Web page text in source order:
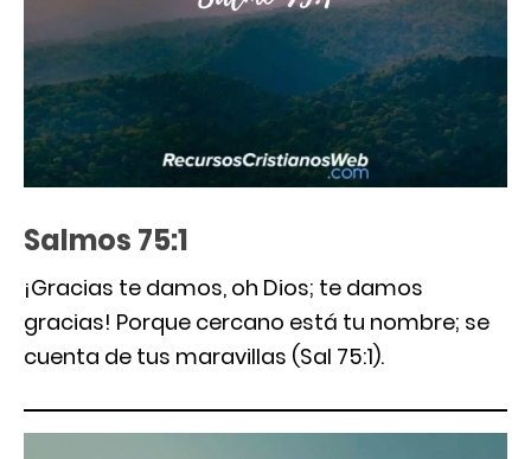
Salmos 75:1
¡Gracias te damos, oh Dios; te damos
gracias! Porque cercano está tu nombre; se
cuenta de tus maravillas (Sal 75:1).